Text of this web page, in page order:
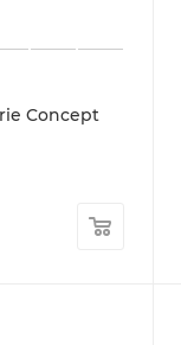
Concept